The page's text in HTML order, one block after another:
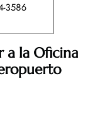
3586
a la Oficina